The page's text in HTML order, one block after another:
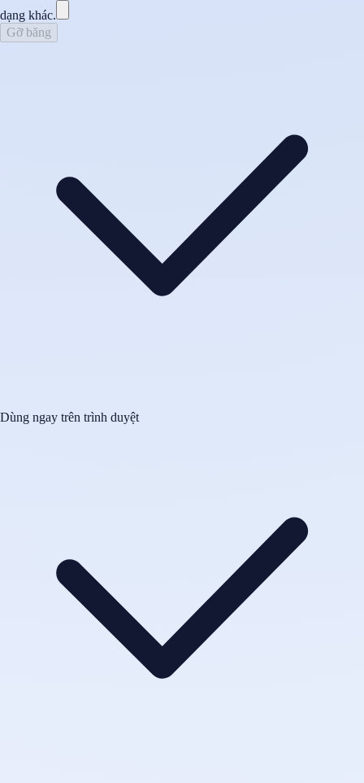
dạng khác.
Gỡ băng
Dùng ngay trên trình duyệt